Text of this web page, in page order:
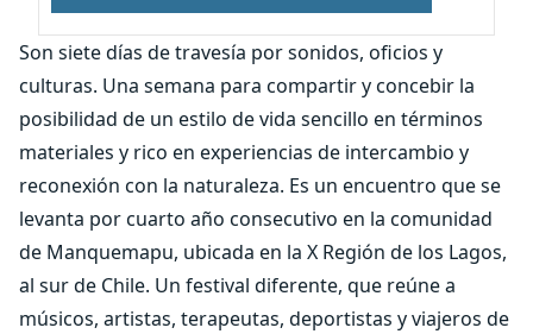
Son siete días de travesía por sonidos, oficios y
culturas. Una semana para compartir y concebir la
posibilidad de un estilo de vida sencillo en términos
materiales y rico en experiencias de intercambio y
reconexión con la naturaleza. Es un encuentro que se
levanta por cuarto año consecutivo en la comunidad
de Manquemapu, ubicada en la X Región de los Lagos,
al sur de Chile. Un festival diferente, que reúne a
músicos, artistas, terapeutas, deportistas y viajeros de